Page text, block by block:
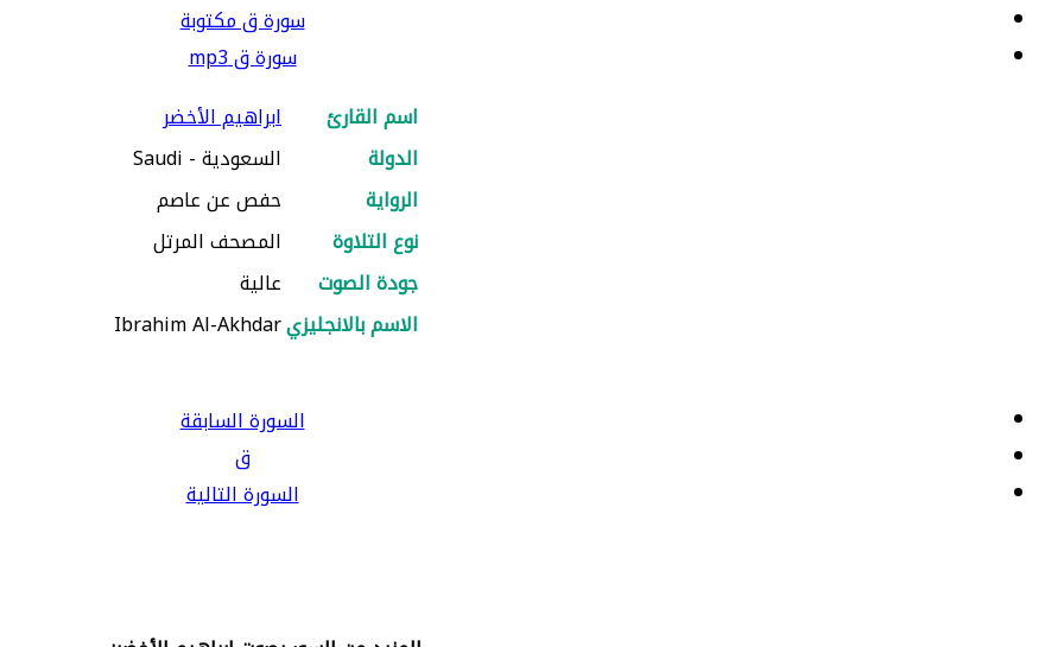
سورة ق مكتوبة
سورة ق mp3
اسم القارئ
ابراهيم الأخضر
الدولة
السعودية - Saudi
الرواية
حفص عن عاصم
نوع التلاوة
المصحف المرتل
جودة الصوت
عالية
الاسم بالانجليزيIbrahim Al-Akhdar
السورة السابقة
ق
السورة التالية